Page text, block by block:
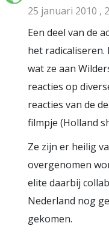
25 januari 2010 ,
Een deel van de
het
wat ze aan
reacties op
reacties van de
filmpje (Holland
Ze zijn er heilig
overgenomen
elite daarbij
Nederland nog
gekomen.